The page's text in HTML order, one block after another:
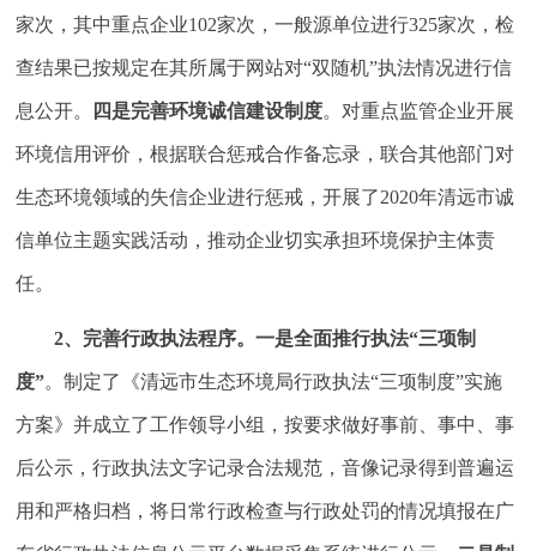
家次，其中重点企业102家次，一般源单位进行325家次，检
查结果已按规定在其所属于网站对“双随机”执法情况进行信
息公开。 四是完善环境诚信建设制度。对重点监管企业开展
环境信用评价，根据联合惩戒合作备忘录，联合其他部门对
生态环境领域的失信企业进行惩戒，开展了2020年清远市诚
信单位主题实践活动，推动企业切实承担环境保护主体责
任。
2、完善行政执法程序。一是全面推行执法“三项制
度”。制定了《清远市生态环境局行政执法“三项制度”实施
方案》并成立了工作领导小组，按要求做好事前、事中、事
后公示，行政执法文字记录合法规范，音像记录得到普遍运
用和严格归档，将日常行政检查与行政处罚的情况填报在广